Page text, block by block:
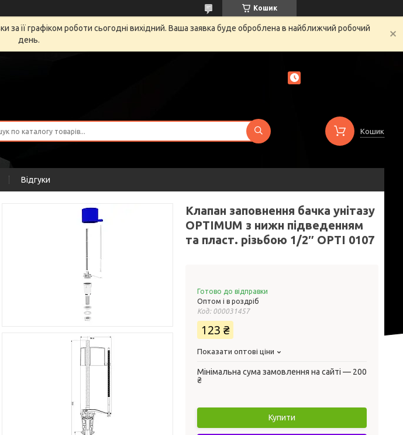
Кошик
її графіком роботи сьогодні вихідний. Ваша заявка буде оброблена в найближчий робочий
день.
Кошик
Відгуки
Клапан заповнення бачка унітазу
OPTIMUM з нижн підведенням
та пласт. різьбою 1/2″ OPTI 0107
Готово до відправки
Оптом і в роздріб
Код: 000031457
123 ₴
Показати оптові ціни
Мінімальна сума замовлення на сайті — 200
₴
Купити